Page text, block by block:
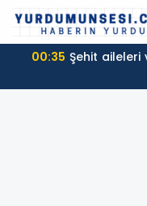
00:35